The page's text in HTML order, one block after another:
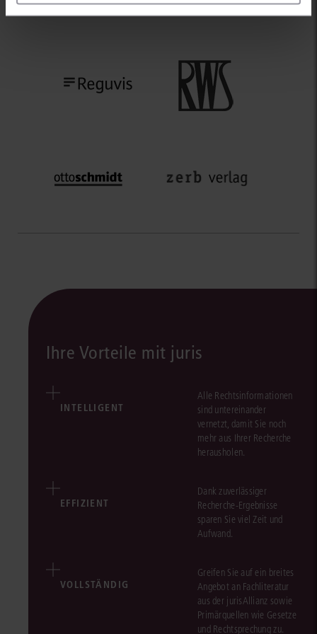
Ihre Vorteile mit juris
INTELLIGENT
Alle Rechtsinformationen
sind untereinander
vernetzt, damit Sie noch
mehr aus Ihrer Recherche
herausholen.
EFFIZIENT
Dank zuverlässiger
Recherche-Ergebnisse
sparen Sie viel Zeit und
Aufwand.
VOLLSTÄNDIG
Greifen Sie auf ein breites
Angebot an Fachliteratur
aus der jurisAllianz sowie
Primärquellen wie Gesetze
und Rechtsprechung zu.